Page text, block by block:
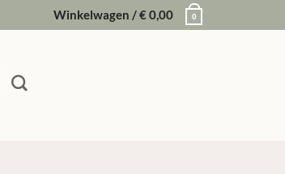
Winkelwagen /€0,00 0